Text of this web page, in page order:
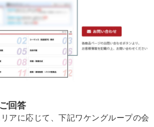
回答
アに応じて、下記ワケングループの会
ン